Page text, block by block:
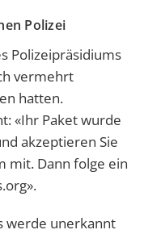
Polizei
Polizeipräsidiums
vermehrt
hatten.
«Ihr Paket wurde
akzeptieren Sie
mit. Dann folge ein
werde unerkannt